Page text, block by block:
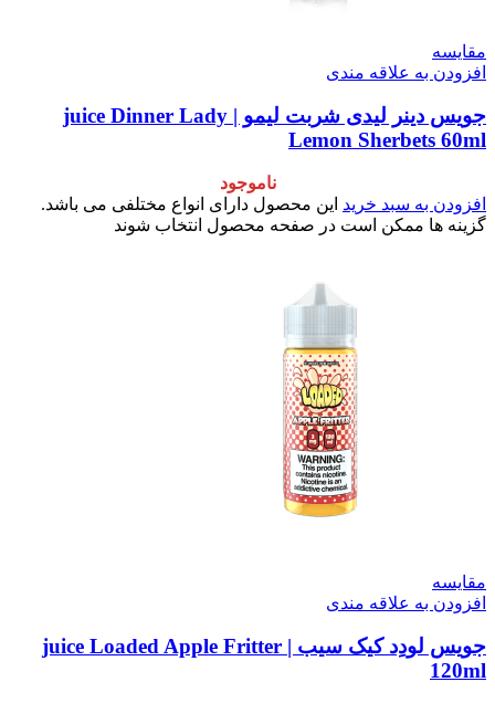
مقایسه
افزودن به علاقه مندی
جویس دینر لیدی شربت لیمو | juice Dinner Lady
Lemon Sherbets 60ml
ناموجود
افزودن به سبد خرید این محصول دارای انواع مختلفی می باشد.
گزینه ها ممکن است در صفحه محصول انتخاب شوند
مقایسه
افزودن به علاقه مندی
جویس لودِد کیک سیب | juice Loaded Apple Fritter
120ml